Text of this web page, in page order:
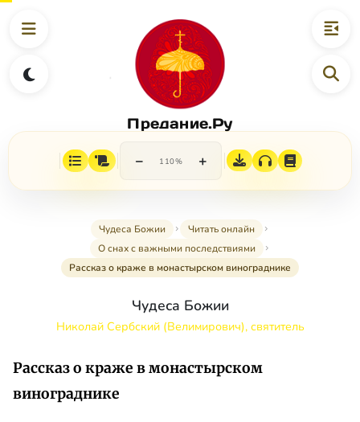
Предание.Ру
− 110% +
Чудеса Божии
Читать онлайн
О снах с важными последствиями
Рассказ о краже в монастырском винограднике
Чудеса Божии
Николай Сербский (Велимирович), святитель
Рассказ о краже в монастырском
винограднике